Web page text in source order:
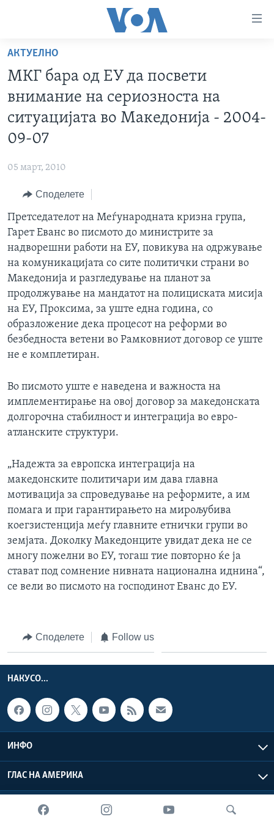
пристапност
Премини
на
главната
содржина
Премини
до
страната
навигација
МАКЕДОНИЈА
ЕКОНОМИЈА
ПОЛИТИКА
ЗДРАВЈЕ
УМЕТНОСТ И ЗАБАВА
ИНТЕРВЈУА
ФОТОГАЛЕРИИ
ДОКУМЕНТАРЦИ
NEWSFLASH - АРХИВА
ВЕСТИ ОД САД ВО МИНУТА - АРХИВА
ИЗБОРИ ВО САД 2020 - АРХИВА
ЗА НАС
НАКУСО...
Јазици
АКТУЕЛНО
МКГ бара од ЕУ да посвети
внимание на сериозноста на
ситуацијата во Македонија - 2004-
09-07
05 март, 2010
Споделете
Претседателот на Меѓународната кризна група,
Гарет Еванс во писмото до министрите за
надворешни работи на ЕУ, повикува на одржување
на комуникацијата со сите политички страни во
Македонија и разгледување на планот за
продолжување на мандатот на полициската мисија
на ЕУ, Проксима, за уште една година, со
образложение дека процесот на реформи во
безбедноста ветени во Рамковниот договор се уште
не е комплетиран.
Во писмото уште е наведена и важноста на
имплементирање на овој договор за македонската
долгорочна стабилност и интеграција во евро-
атланските структури.
„Надежта за европска интеграција на
македонските политичари им дава главна
мотивација за спроведување на реформите, а им
помага и при гарантирањето на мирољубива
коегзистенција меѓу главните етнички групи во
земјата. Доколку Македонците увидат дека не се
многу пожелни во ЕУ, тогаш тие повторно ќе ја
стават под сомнение нивната национална иднина“,
се вели во писмото на господинот Еванс до ЕУ.
Споделете Follow us
НАКУСО...
ИНФО
ГЛАС НА АМЕРИКА
Глас на Америка © 2026 VOA, Inc. Сите права задржани.